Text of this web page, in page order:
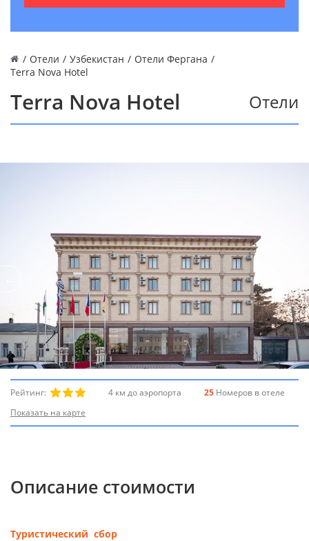
/ Отели / Узбекистан / Отели Фергана /
Terra Nova Hotel
Terra Nova Hotel Отели
Рейтинг: 4 км до аэропорта 25 Номеров в отеле
Показать на карте
Описание стоимости
Туристический сбор